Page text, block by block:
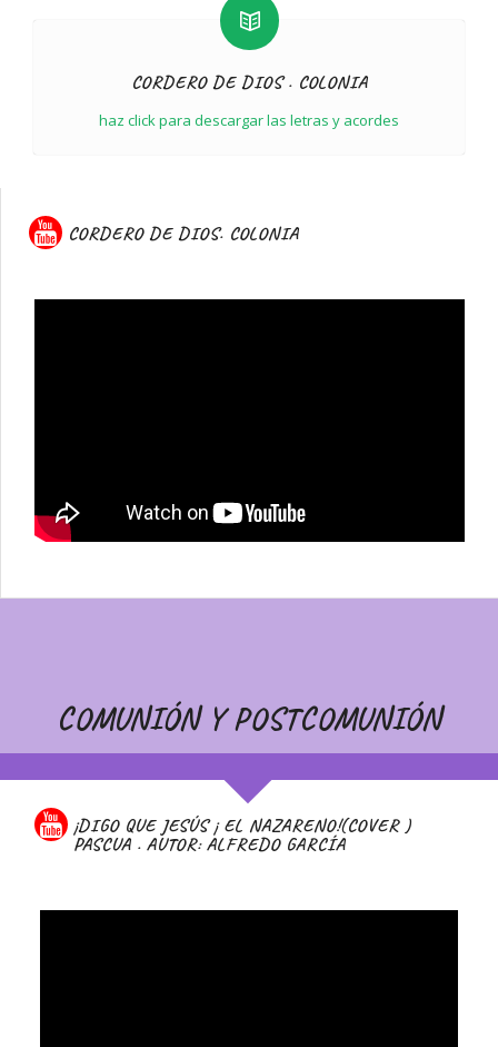
CORDERO DE DIOS . COLONIA
haz click para descargar las letras y acordes
CORDERO DE DIOS. COLONIA
COMUNIÓN Y POSTCOMUNIÓN
¡DIGO QUE JESÚS ¡ EL NAZARENO!(COVER )
PASCUA . AUTOR: ALFREDO GARCÍA